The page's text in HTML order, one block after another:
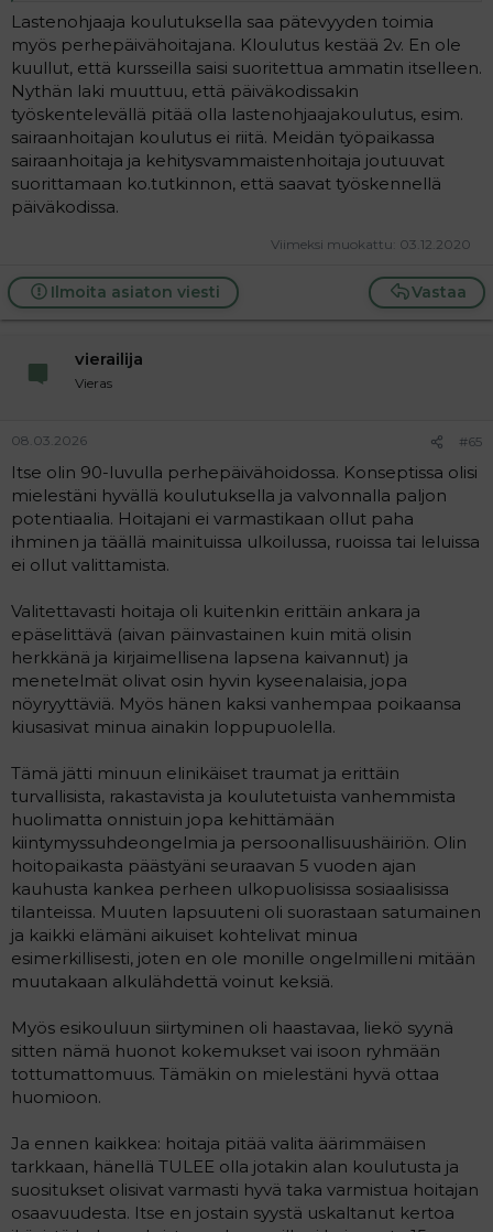
Lastenohjaaja koulutuksella saa pätevyyden toimia
myös perhepäivähoitajana. Kloulutus kestää 2v. En ole
kuullut, että kursseilla saisi suoritettua ammatin itselleen.
Nythän laki muuttuu, että päiväkodissakin
työskentelevällä pitää olla lastenohjaajakoulutus, esim.
sairaanhoitajan koulutus ei riitä. Meidän työpaikassa
sairaanhoitaja ja kehitysvammaistenhoitaja joutuuvat
suorittamaan ko.tutkinnon, että saavat työskennellä
päiväkodissa.
Viimeksi muokattu: 03.12.2020
Vastaa
Ilmoita asiaton viesti
vierailija
Vieras
08.03.2026 #65
Itse olin 90-luvulla perhepäivähoidossa. Konseptissa olisi
mielestäni hyvällä koulutuksella ja valvonnalla paljon
potentiaalia. Hoitajani ei varmastikaan ollut paha
ihminen ja täällä mainituissa ulkoilussa, ruoissa tai leluissa
ei ollut valittamista.
Valitettavasti hoitaja oli kuitenkin erittäin ankara ja
epäselittävä (aivan päinvastainen kuin mitä olisin
herkkänä ja kirjaimellisena lapsena kaivannut) ja
menetelmät olivat osin hyvin kyseenalaisia, jopa
nöyryyttäviä. Myös hänen kaksi vanhempaa poikaansa
kiusasivat minua ainakin loppupuolella.
Tämä jätti minuun elinikäiset traumat ja erittäin
turvallisista, rakastavista ja koulutetuista vanhemmista
huolimatta onnistuin jopa kehittämään
kiintymyssuhdeongelmia ja persoonallisuushäiriön. Olin
hoitopaikasta päästyäni seuraavan 5 vuoden ajan
kauhusta kankea perheen ulkopuolisissa sosiaalisissa
tilanteissa. Muuten lapsuuteni oli suorastaan satumainen
ja kaikki elämäni aikuiset kohtelivat minua
esimerkillisesti, joten en ole monille ongelmilleni mitään
muutakaan alkulähdettä voinut keksiä.
Myös esikouluun siirtyminen oli haastavaa, liekö syynä
sitten nämä huonot kokemukset vai isoon ryhmään
tottumattomuus. Tämäkin on mielestäni hyvä ottaa
huomioon.
Ja ennen kaikkea: hoitaja pitää valita äärimmäisen
tarkkaan, hänellä TULEE olla jotakin alan koulutusta ja
suositukset olisivat varmasti hyvä taka varmistua hoitajan
osaavuudesta. Itse en jostain syystä uskaltanut kertoa